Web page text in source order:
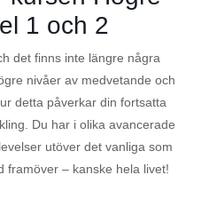
1 och 2
det finns inte längre några
nivåer av medvetande och
detta påverkar din fortsatta
Du har i olika avancerade
utöver det vanliga som
framöver – kanske hela livet!